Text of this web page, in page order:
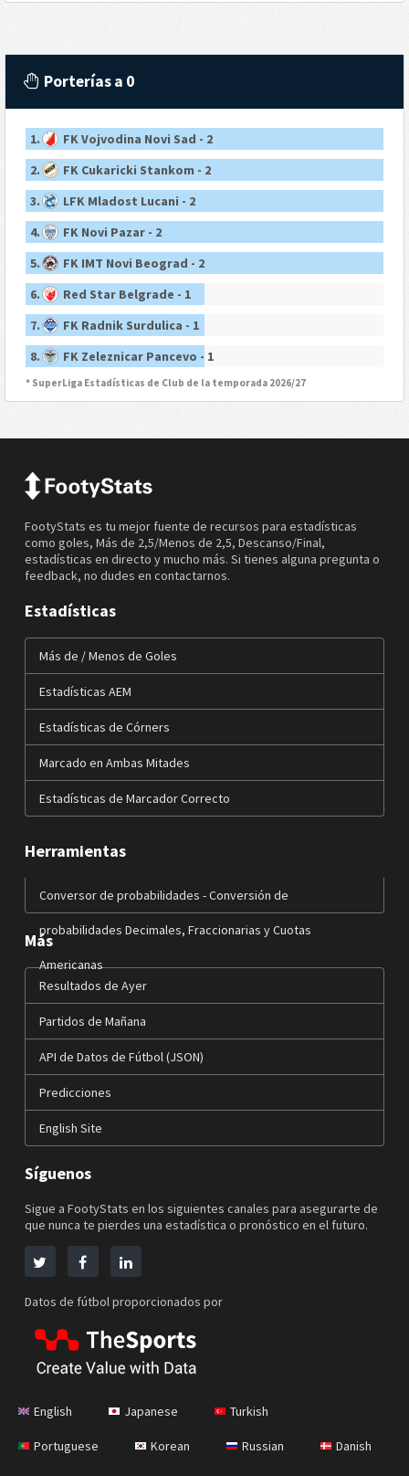
Porterías a 0
1.
FK Vojvodina Novi Sad - 2
2.
FK Cukaricki Stankom - 2
3.
LFK Mladost Lucani - 2
4.
FK Novi Pazar - 2
5.
FK IMT Novi Beograd - 2
6.
Red Star Belgrade - 1
7.
FK Radnik Surdulica - 1
8.
FK Zeleznicar Pancevo - 1
* SuperLiga Estadísticas de Club de la temporada 2026/27
FootyStats es tu mejor fuente de recursos para estadísticas
como goles, Más de 2,5/Menos de 2,5, Descanso/Final,
estadísticas en directo y mucho más. Si tienes alguna pregunta o
feedback, no dudes en contactarnos.
Estadísticas
Más de / Menos de Goles
Estadísticas AEM
Estadísticas de Córners
Marcado en Ambas Mitades
Estadísticas de Marcador Correcto
Herramientas
Conversor de probabilidades - Conversión de
probabilidades Decimales, Fraccionarias y Cuotas
Americanas
Más
Resultados de Ayer
Partidos de Mañana
API de Datos de Fútbol (JSON)
Predicciones
English Site
Síguenos
Sigue a FootyStats en los siguientes canales para asegurarte de
que nunca te pierdes una estadística o pronóstico en el futuro.
Datos de fútbol proporcionados por
English Japanese Turkish
Portuguese Korean Russian Danish